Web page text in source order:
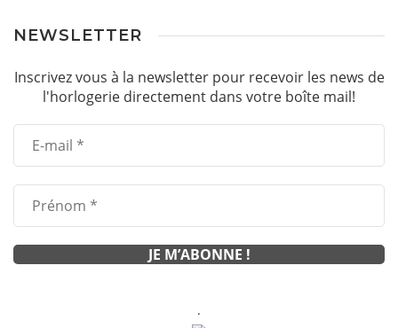
NEWSLETTER
Inscrivez vous à la newsletter pour recevoir les news de
l'horlogerie directement dans votre boîte mail!
.